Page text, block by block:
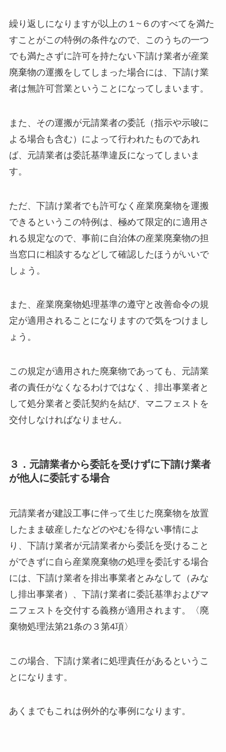
繰り返しになりますが以上の１~６のすべてを満た
すことがこの特例の条件なので、このうちの一つ
でも満たさずに許可を持たない下請け業者が産業
廃棄物の運搬をしてしまった場合には、下請け業
者は無許可営業ということになってしまいます。
また、その運搬が元請業者の委託（指示や示唆に
よる場合も含む）によって行われたものであれ
ば、元請業者は委託基準違反になってしまいま
す。
ただ、下請け業者でも許可なく産業廃棄物を運搬
できるというこの特例は、極めて限定的に適用さ
れる規定なので、事前に自治体の産業廃棄物の担
当窓口に相談するなどして確認したほうがいいで
しょう。
また、産業廃棄物処理基準の遵守と改善命令の規
定が適用されることになりますので気をつけまし
ょう。
この規定が適用された廃棄物であっても、元請業
者の責任がなくなるわけではなく、排出事業者と
して処分業者と委託契約を結び、マニフェストを
交付しなければなりません。
３．元請業者から委託を受けずに下請け業者
が他人に委託する場合
元請業者が建設工事に伴って生じた廃棄物を放置
したまま破産したなどのやむを得ない事情によ
り、下請け業者が元請業者から委託を受けること
ができずに自ら産業廃棄物の処理を委託する場合
には、下請け業者を排出事業者とみなして（みな
し排出事業者）、下請け業者に委託基準およびマ
ニフェストを交付する義務が適用されます。〈廃
棄物処理法第21条の３第4項〉
この場合、下請け業者に処理責任があるというこ
とになります。
あくまでもこれは例外的な事例になります。